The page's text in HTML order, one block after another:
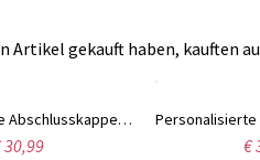
Artikel gekauft haben, kauften
Personalisierte Abschlusskappen-Charm-Halskette/Armband, Sterling Silber 925 Mörtelbrett-Hut-Anhänger, Abschlussgeschenk für Freunde/Klassenkameraden
30,99 €